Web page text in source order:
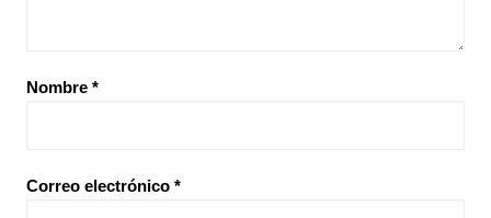
Nombre *
Correo electrónico *